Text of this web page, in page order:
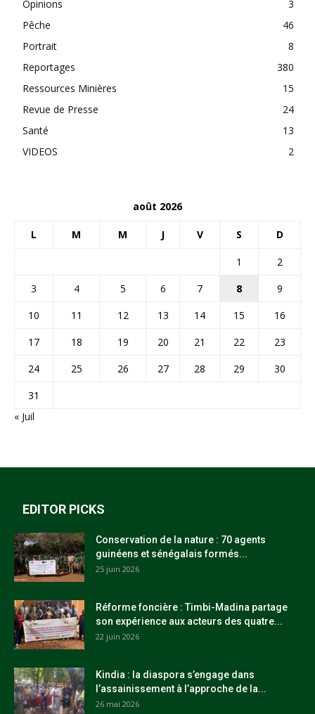
Opinions
3
Pêche
46
Portrait
8
Reportages
380
Ressources Minières
15
Revue de Presse
24
Santé
13
VIDEOS
2
août 2026
L M M J V S D
1
2
3
4 5 6 7 8
9
10
11 12 13 14 15
16
17
18 19 20 21 22
23
24
25 26 27 28 29
30
31
« Juil
EDITOR PICKS
Conservation de la nature : 70 agents
guinéens et sénégalais formés...
25 juin 2026
Réforme foncière : Timbi-Madina partage
son expérience aux acteurs des quatre...
22 juin 2026
Kindia : la diaspora s’engage dans
l’assainissement à l’approche de la...
26 mai 2026